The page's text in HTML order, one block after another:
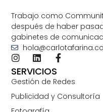
Trabajo como
después de haber
gabinetes de
SERVICIOS
Gestión de Redes
Publicidad y Consultoría